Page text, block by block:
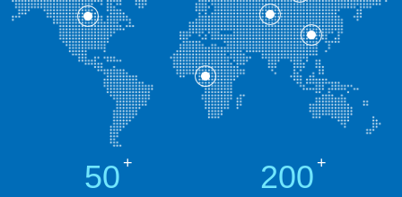
50 + 200 +